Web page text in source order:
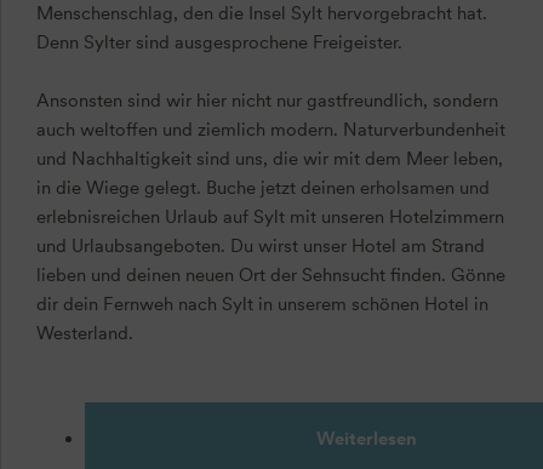
Menschenschlag, den die Insel Sylt hervorgebracht hat.
Denn Sylter sind ausgesprochene Freigeister.
Ansonsten sind wir hier nicht nur gastfreundlich, sondern
auch weltoffen und ziemlich modern. Naturverbundenheit
und Nachhaltigkeit sind uns, die wir mit dem Meer leben,
in die Wiege gelegt. Buche jetzt deinen erholsamen und
erlebnisreichen Urlaub auf Sylt mit unseren Hotelzimmern
und Urlaubsangeboten. Du wirst unser Hotel am Strand
lieben und deinen neuen Ort der Sehnsucht finden. Gönne
dir dein Fernweh nach Sylt in unserem schönen Hotel in
Westerland.
Weiterlesen